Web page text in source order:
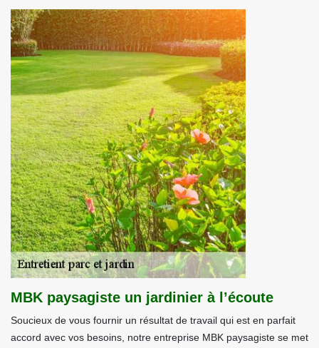
MBK paysagiste un jardinier à l’écoute
Soucieux de vous fournir un résultat de travail qui est en parfait
accord avec vos besoins, notre entreprise MBK paysagiste se met